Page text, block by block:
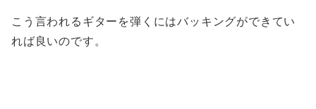
こう言われるギターを弾くにはバッキングができてい
れば良いのです。